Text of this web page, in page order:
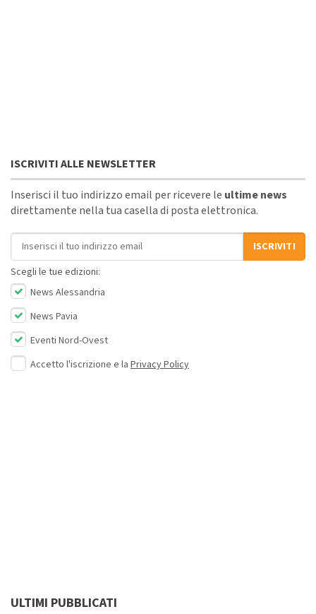
ISCRIVITI ALLE NEWSLETTER
Inserisci il tuo indirizzo email per ricevere le ultime news
direttamente nella tua casella di posta elettronica.
Indirizzo email
ISCRIVITI
Scegli le tue edizioni:
News Alessandria
News Pavia
Eventi Nord-Ovest
Accetto l'iscrizione e la Privacy Policy
ULTIMI PUBBLICATI